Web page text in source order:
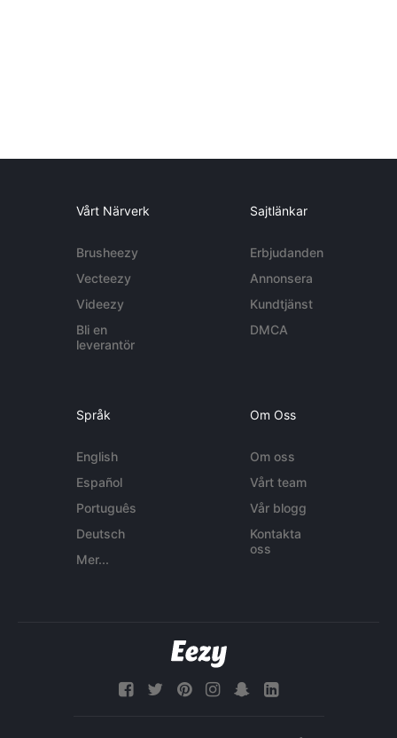
Vårt Närverk
Brusheezy
Vecteezy
Videezy
Bli en
leverantör
Sajtlänkar
Erbjudanden
Annonsera
Kundtjänst
DMCA
Språk
English
Español
Português
Deutsch
Mer...
Om Oss
Om oss
Vårt team
Vår blogg
Kontakta
oss